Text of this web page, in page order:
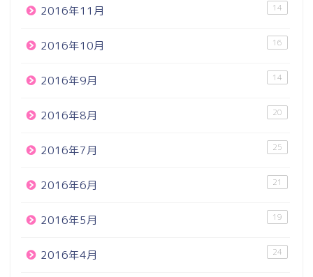
2016年11月 14
2016年10月 16
2016年9月 14
2016年8月 20
2016年7月 25
2016年6月 21
2016年5月 19
2016年4月 24